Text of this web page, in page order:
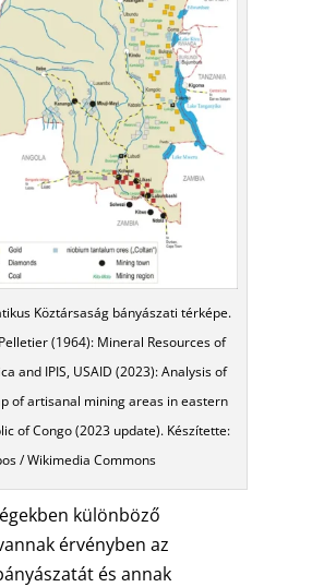
Köztársaság bányászati térképe.
(1964): Mineral Resources of
and IPIS, USAID (2023): Analysis of
of artisanal mining areas in eastern
of Congo (2023 update). Készítette:
/ Wikimedia Commons
különböző
érvényben az
és annak